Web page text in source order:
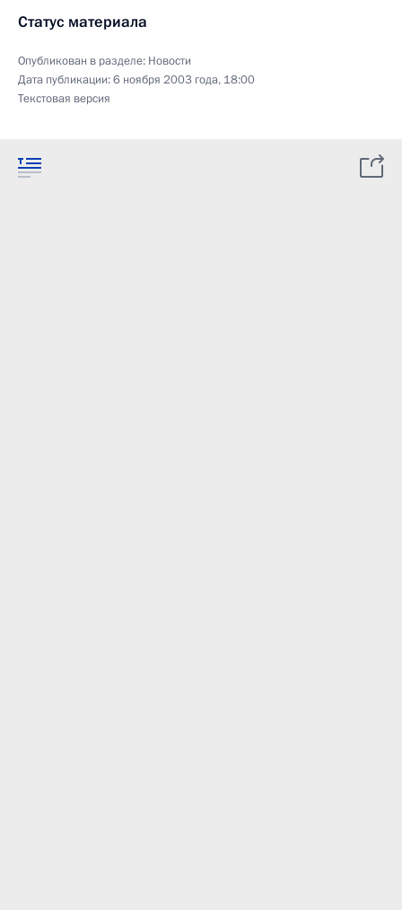
Статус материала
Опубликован в разделе: Новости
Дата публикации:6 ноября 2003 года, 18:00
Текстовая версия